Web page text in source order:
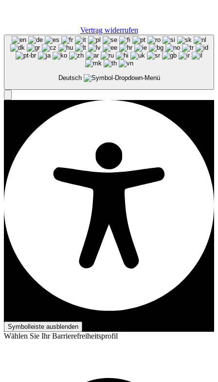
Vertrag widerrufen
Deutsch
Symbolleiste ausblenden
Wählen Sie Ihr Barrierefreiheitsprofil